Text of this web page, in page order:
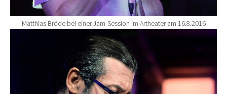
Matthias Bröde bei einer Jam-Session im Artheater am 16.8.2016
Show larger version for: